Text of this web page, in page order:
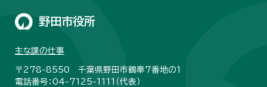
野田市役所
主な課の仕事
〒278-8550 千葉県野田市鶴奉7番地の1
電話番号：04-7125-1111（代表）